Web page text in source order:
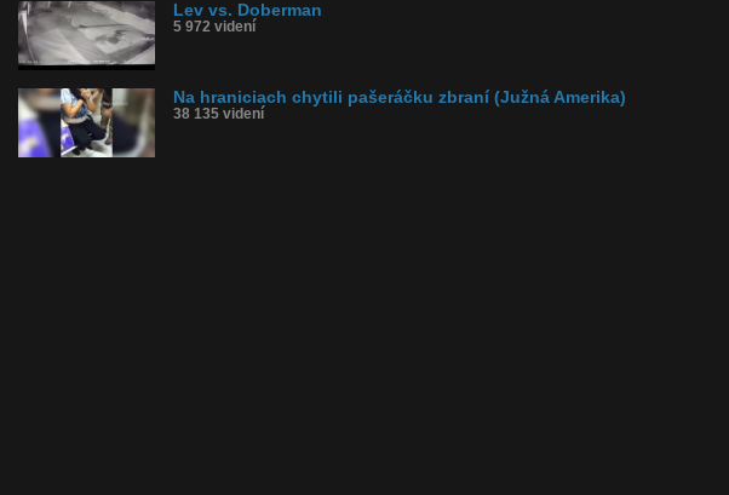
Lev vs. Doberman
5 972 videní
Na hraniciach chytili pašeráčku zbraní (Južná Amerika)
38 135 videní